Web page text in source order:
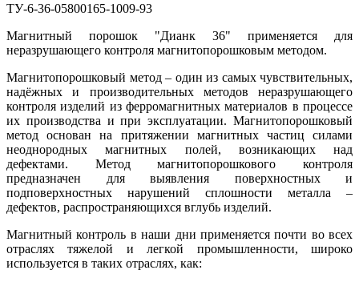
ТУ-6-36-05800165-1009-93
Магнитный порошок "Дианк 36" применяется для
неразрушающего контроля магнитопорошковым методом.
Магнитопорошковый метод – один из самых чувствительных,
надёжных и производительных методов неразрушающего
контроля изделий из ферромагнитных материалов в процессе
их производства и при эксплуатации. Магнитопорошковый
метод основан на притяжении магнитных частиц силами
неоднородных магнитных полей, возникающих над
дефектами. Метод магнитопорошкового контроля
предназначен для выявления поверхностных и
подповерхностных нарушений сплошности металла –
дефектов, распространяющихся вглубь изделий.
Магнитный контроль в наши дни применяется почти во всех
отраслях тяжелой и легкой промышленности, широко
используется в таких отраслях, как: